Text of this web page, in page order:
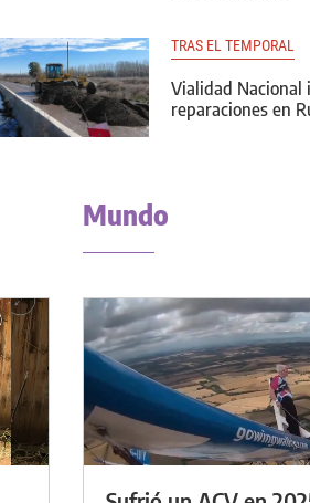
TRAS EL TEMPORAL
Vialidad Nacional
reparaciones en
Mundo